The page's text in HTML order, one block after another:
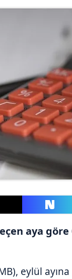
aya göre
eylül